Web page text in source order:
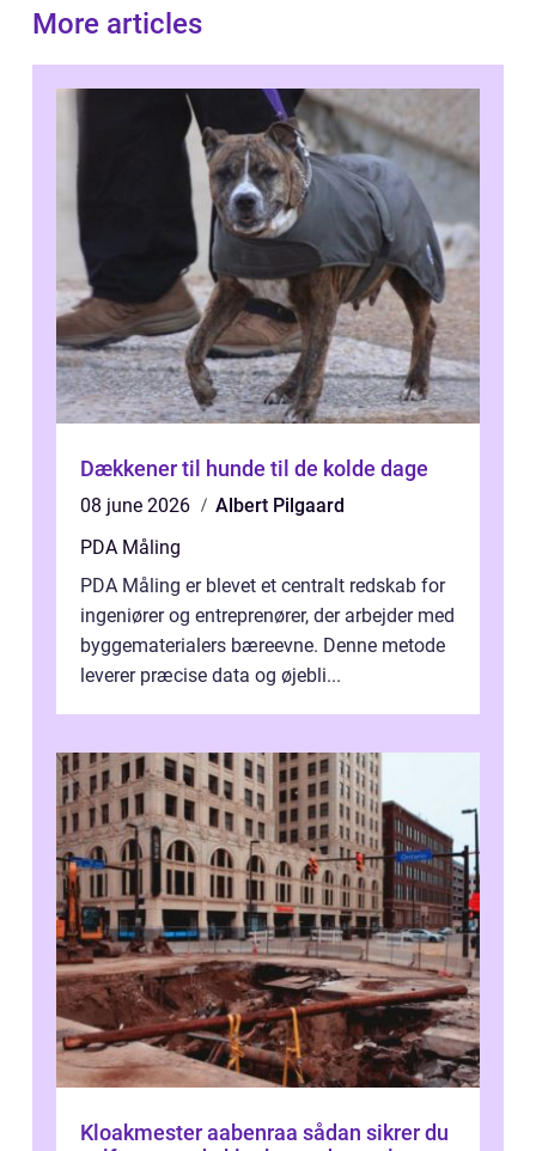
More articles
Dækkener til hunde til de kolde dage
08 june 2026
Albert Pilgaard
PDA Måling
PDA Måling er blevet et centralt redskab for
ingeniører og entreprenører, der arbejder med
byggematerialers bæreevne. Denne metode
leverer præcise data og øjebli...
Kloakmester aabenraa sådan sikrer du